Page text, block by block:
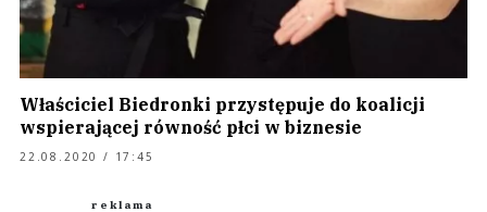
Właściciel Biedronki przystępuje do koalicji
wspierającej równość płci w biznesie
22.08.2020 / 17:45